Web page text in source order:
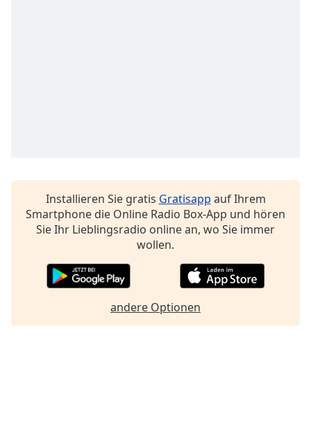
Installieren Sie gratis Gratisapp auf Ihrem
Smartphone die Online Radio Box-App und hören
Sie Ihr Lieblingsradio online an, wo Sie immer
wollen.
andere Optionen